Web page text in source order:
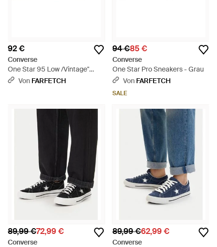
92 €
Converse
One Star 95 Low /Vintage"
Sneakers - Grün
Von FARFETCH
94 €85 €
Converse
One Star Pro Sneakers - Grau
Von FARFETCH
SALE
89,99 €72,99 €
Converse
89,99 €62,99 €
Converse